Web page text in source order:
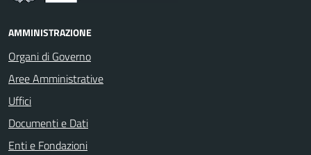
AMMINISTRAZIONE
Organi di Governo
Aree Amministrative
Uffici
Documenti e Dati
Enti e Fondazioni